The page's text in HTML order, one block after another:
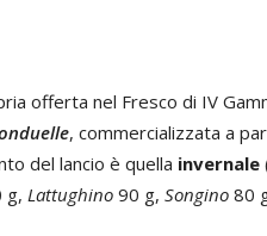
offerta nel Fresco di IV
, commercializzata a
del lancio è quella invernale
g, Lattughino 90 g, Songino 80